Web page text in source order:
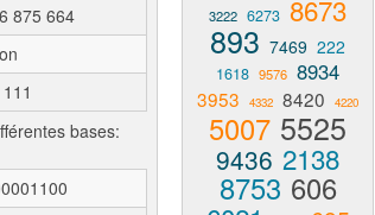
875 664
bases:
3222 6273 8673
893 7469 222
1618 9576 8934
3953 4332 8420 4220
5007 5525
9436 2138
8753 606